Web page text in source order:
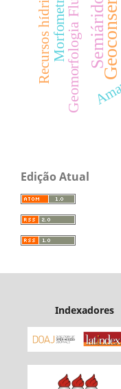
Semiárido
Geomorfologia Fluvial
Morfometria
Recursos hídricos
Edição Atual
Indexadores